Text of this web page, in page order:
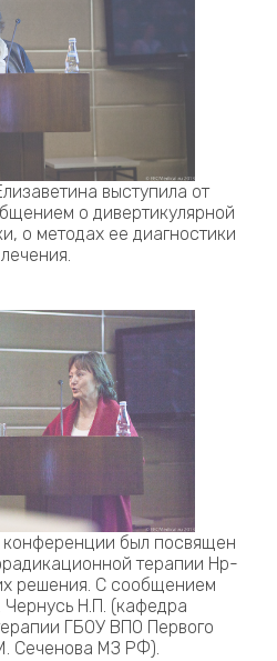
выступила от
о дивертикулярной
о методах ее диагностики
был посвящен
терапии Нр-
решения. С сообщением
Чернусь Н.П. (кафедра
ГБОУ ВПО Первого
Сеченова МЗ РФ).